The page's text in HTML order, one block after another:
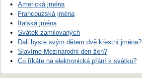
Americká jména
Francouzská jména
Italská jména
Svátek zamilovaných
Dali byste svým dětem dvě křestní jména?
Slavíme Mezinárodní den žen?
Co říkáte na elektronická přání k svátku?